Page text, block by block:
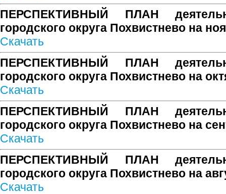
ПЕРСПЕКТИВНЫЙ ПЛАН
городского округа Похвистнево на
Скачать
ПЕРСПЕКТИВНЫЙ ПЛАН
городского округа Похвистнево на
Скачать
ПЕРСПЕКТИВНЫЙ ПЛАН
городского округа Похвистнево на
Скачать
ПЕРСПЕКТИВНЫЙ ПЛАН
городского округа Похвистнево на
Скачать